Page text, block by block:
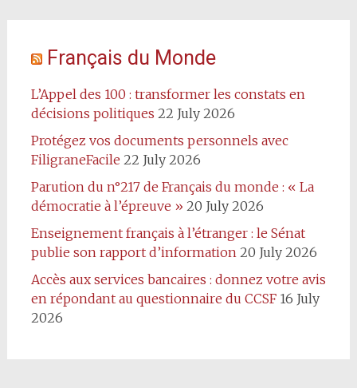
Français du Monde
L’Appel des 100 : transformer les constats en
décisions politiques 22 July 2026
Protégez vos documents personnels avec
FiligraneFacile 22 July 2026
Parution du n°217 de Français du monde : « La
démocratie à l’épreuve » 20 July 2026
Enseignement français à l’étranger : le Sénat
publie son rapport d’information 20 July 2026
Accès aux services bancaires : donnez votre avis
en répondant au questionnaire du CCSF 16 July
2026